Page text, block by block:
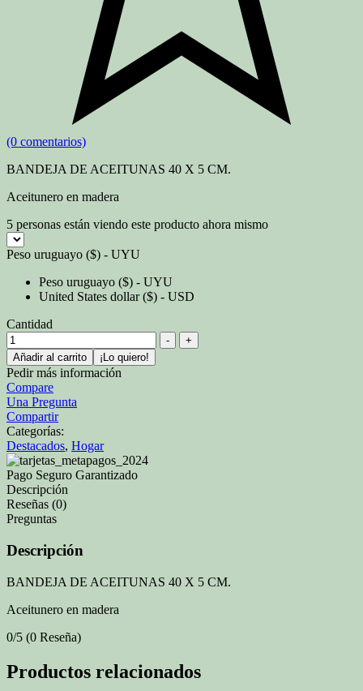
(0 comentarios)
BANDEJA DE ACEITUNAS 40 X 5 CM.
Aceitunero en madera
5 personas están viendo este producto ahora mismo
Peso uruguayo ($) - UYU
Peso uruguayo ($) - UYU
United States dollar ($) - USD
Cantidad
-
+
Añadir al carrito
¡Lo quiero!
Pedir más información
Compare
Una Pregunta
Compartir
Categorías:
Destacados, Hogar
Pago Seguro Garantizado
Descripción
Reseñas (0)
Preguntas
Descripción
BANDEJA DE ACEITUNAS 40 X 5 CM.
Aceitunero en madera
0/5 (0 Reseña)
Productos relacionados